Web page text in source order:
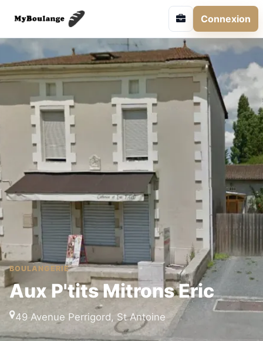
Connexion
BOULANGERIE
Aux P'tits Mitrons Eric
49 Avenue Perrigord, St Antoine